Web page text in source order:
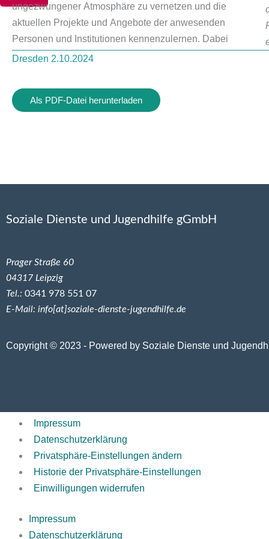
ungezwungener Atmosphäre zu vernetzen und die
aktuellen Projekte und Angebote der anwesenden
Personen und Institutionen kennenzulernen. Dabei
Dresden 2.10.2024
Als PDF-Datei herunterladen
Soziale Dienste und Jugendhilfe gGmbH
Prager Straße 60
04317 Leipzig
Tel.: 0341 978 551 07
E-Mail: info[at]soziale-dienste-jugendhilfe.de
Copyright © 2023 - Powered by Soziale Dienste und
Impressum
Datenschutzerklärung
Privatsphäre-Einstellungen ändern
Historie der Privatsphäre-Einstellungen
Einwilligungen widerrufen
Impressum
Datenschutzerklärung